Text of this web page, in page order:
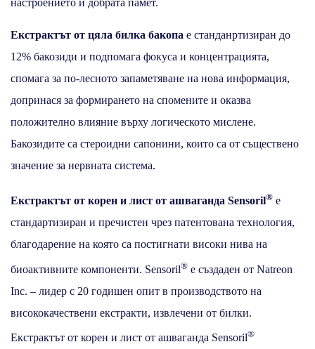
настроението и добрата памет.
Екстрактът от цяла билка бакопа е станданртизиран до
12% бакозиди и подпомага фокуса и концентрацията,
спомага за по-лесното запаметяване на нова информация,
допринася за формирането на спомените и оказва
положително влияние върху логическото мислене.
Бакозидите са стероидни сапонини, които са от съществено
значение за нервната система.
Екстрактът от корен и лист от ашваганда Sensoril® е
стандартизиран и пречистен чрез патентована технология,
благодарение на която са постигнати високи нива на
биоактивните компоненти. Sensoril® е създаден от Natreon
Inc. – лидер с 20 годишен опит в производството на
висококачествени екстракти, извлечени от билки.
Екстрактът от корен и лист от ашваганда Sensoril®